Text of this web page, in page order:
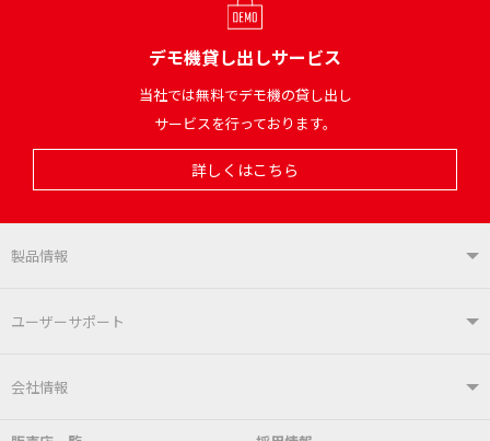
デモ機貸し出しサービス
当社では無料でデモ機の貸し出し
サービスを行っております。
詳しくはこちら
製品情報
製品情報TOP
はんだ付けシステム
ユーザーサポート
ユーザーサポートTOP
会社情報